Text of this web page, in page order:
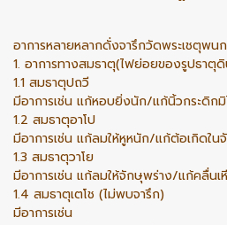
อาการหลายหลากดั่งจารึกวัดพระเชตุพน
1. อาการทางสมธาตุ(ไฟย่อยของรูปธาตุ
1.1 สมธาตุปถวี
มีอาการเช่น แก้หอบยิ่งนัก/แก้นิ้วกระดิก
1.2 สมธาตุอาโป
มีอาการเช่น แก้ลมให้หูหนัก/แก้ต้อเกิดใน
1.3 สมธาตุวาโย
มีอาการเช่น แก้ลมให้จักษุพร่าง/แก้คลื่นเ
1.4 สมธาตุเตโช (ไม่พบจารึก)
มีอาการเช่น